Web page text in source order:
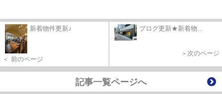
新着物件更新♪
＜ 前のページ
ブログ更新★新着物...
＞次のページ
記事一覧ページへ